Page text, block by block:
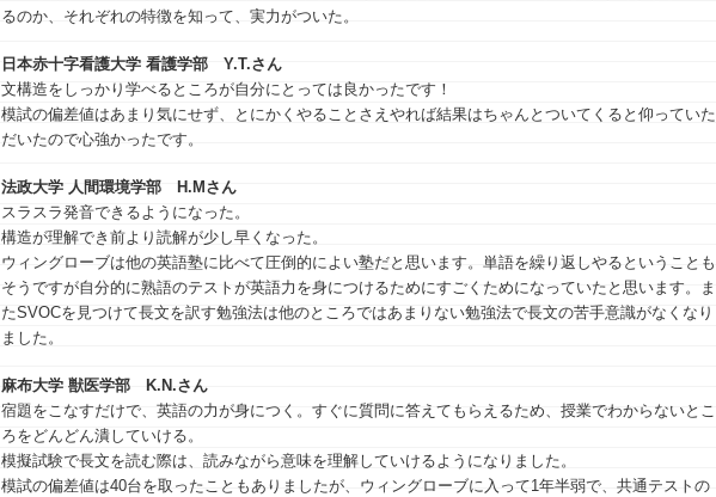
るのか、それぞれの特徴を知って、実力がついた。
日本赤十字看護大学 看護学部 Y.T.さん
文構造をしっかり学べるところが自分にとっては良かったです！
模試の偏差値はあまり気にせず、とにかくやることさえやれば結果はちゃんとついてくると仰っていた
だいたので心強かったです。
法政大学 人間環境学部
H.Mさん
スラスラ発音できるようになった。
構造が理解でき前より読解が少し早くなった。
ウィングローブは他の英語塾に比べて圧倒的によい塾だと思います。単語を繰り返しやるということも
そうですが自分的に熟語のテストが英語力を身につけるためにすごくためになっていたと思います。ま
たSVOCを見つけて長文を訳す勉強法は他のところではあまりない勉強法で長文の苦手意識がなくなり
ました。
麻布大学 獣医学部
K.N.さん
宿題をこなすだけで、英語の力が身につく。すぐに質問に答えてもらえるため、授業でわからないとこ
ろをどんどん潰していける。
模擬試験で長文を読む際は、読みながら意味を理解していけるようになりました。
模試の偏差値は40台を取ったこともありましたが、ウィングローブに入って1年半弱で、共通テストの